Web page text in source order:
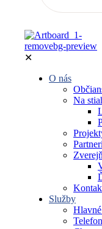
✕
O nás
Na
Partneri
Služby